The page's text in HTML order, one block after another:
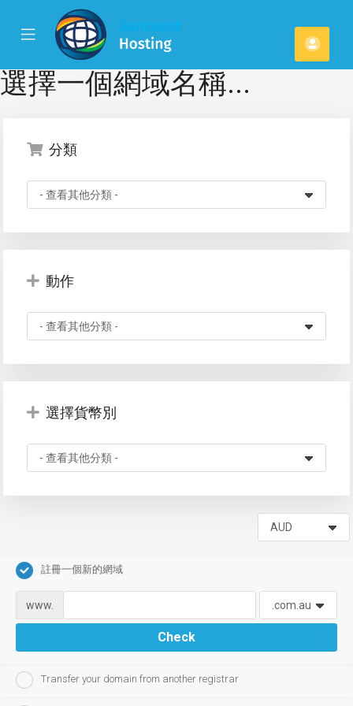
Mobile
Menu
帳
戶
選擇一個網域名稱...
分類
動作
選擇貨幣別
註冊一個新的網域
www.
Check
Transfer your domain from another registrar